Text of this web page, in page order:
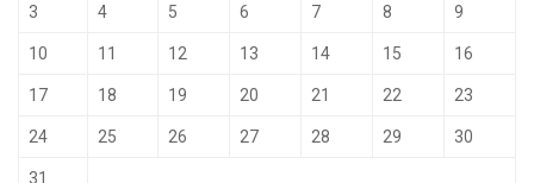
3 4 5 6 7 8 9
10 11 12 13 14 15 16
17 18 19 20 21 22 23
24 25 26 27 28 29 30
31